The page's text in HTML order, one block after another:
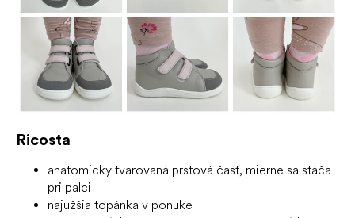
Ricosta
anatomicky tvarovaná prstová časť, mierne sa stáča
pri palci
najužšia topánka v ponuke